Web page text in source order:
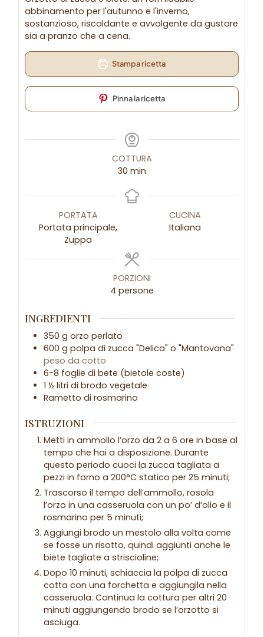
abbinamento per l'autunno e l'inverno,
sostanzioso, riscaldante e avvolgente da gustare
sia a pranzo che a cena.
Stampa ricetta
Pinna la ricetta
COTTURA
30 min
PORTATA
Portata principale,
Zuppa
CUCINA
Italiana
PORZIONI
4 persone
INGREDIENTI
350 g orzo perlato
600 g polpa di zucca "Delica" o "Mantovana"
peso da cotto
6-8 foglie di bete (bietole coste)
1 ½litri di brodo vegetale
Rametto di rosmarino
ISTRUZIONI
Metti in ammollo l’orzo da 2 a 6 ore in base al
tempo che hai a disposizione. Durante
questo periodo cuoci la zucca tagliata a
pezzi in forno a 200°C statico per 25 minuti;
Trascorso il tempo dell’ammollo, rosola
l’orzo in una casseruola con un po’ d’olio e il
rosmarino per 5 minuti;
Aggiungi brodo un mestolo alla volta come
se fosse un risotto, quindi aggiunti anche le
biete tagliate a striscioline;
Dopo 10 minuti, schiaccia la polpa di zucca
cotta con una forchetta e aggiungila nella
casseruola. Continua la cottura per altri 20
minuti aggiungendo brodo se l’orzotto si
asciuga.